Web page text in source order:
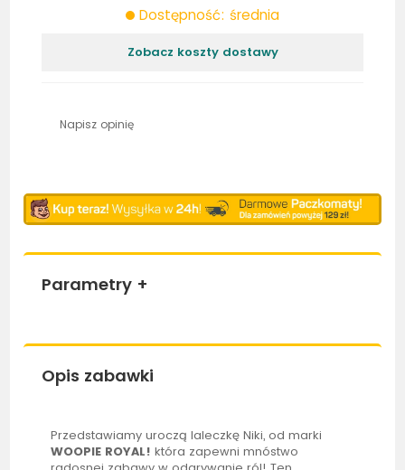
Dostępność: średnia
Zobacz koszty dostawy
Napisz opinię
Parametry +
Opis zabawki
Przedstawiamy uroczą laleczkę Niki, od marki
WOOPIE ROYAL! która zapewni mnóstwo